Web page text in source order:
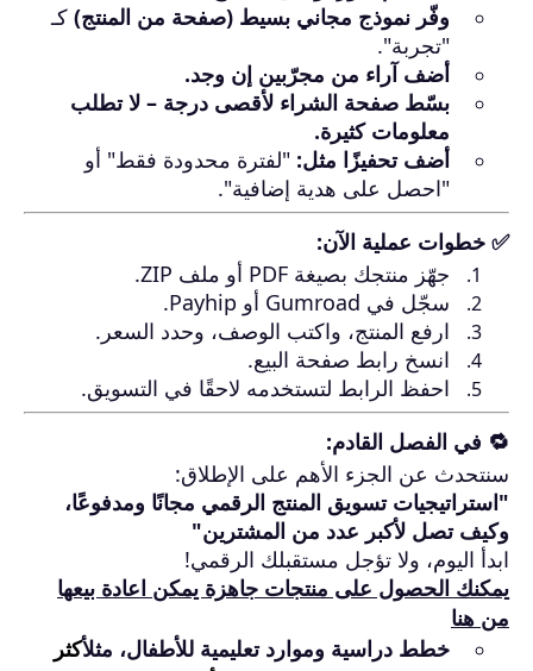
وفّر نموذج مجاني بسيط (صفحة من المنتج) كـ
"تجربة".
أضف آراء من مجرّبين إن وجد.
بسّط صفحة الشراء لأقصى درجة – لا تطلب
معلومات كثيرة.
أضف تحفيزًا مثل: "لفترة محدودة فقط" أو
"احصل على هدية إضافية".
✅ خطوات عملية الآن:
جهّز منتجك بصيغة PDF أو ملف ZIP.
سجّل في Gumroad أو Payhip.
ارفع المنتج، واكتب الوصف، وحدد السعر.
انسخ رابط صفحة البيع.
احفظ الرابط لتستخدمه لاحقًا في التسويق.
🔁 في الفصل القادم:
سنتحدث عن الجزء الأهم على الإطلاق:
"استراتيجيات تسويق المنتج الرقمي مجانًا ومدفوعًا،
وكيف تصل لأكبر عدد من المشترين"
ابدأ اليوم، ولا تؤجل مستقبلك الرقمي!
يمكنك الحصول على منتجات جاهزة يمكن اعادة بيعها
من هنا
خطط دراسية وموارد تعليمية للأطفال، مثلأكثر